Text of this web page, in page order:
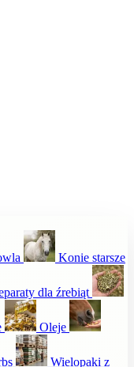
Konie starsze
dla źrebiąt
Oleje
Wielopaki z